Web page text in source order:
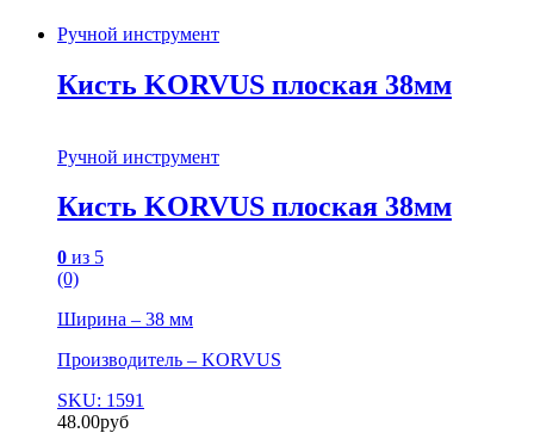
Ручной инструмент
Кисть KORVUS плоская 38мм
Ручной инструмент
Кисть KORVUS плоская 38мм
0 из 5
(0)
Ширина – 38 мм
Производитель – KORVUS
SKU: 1591
48.00руб